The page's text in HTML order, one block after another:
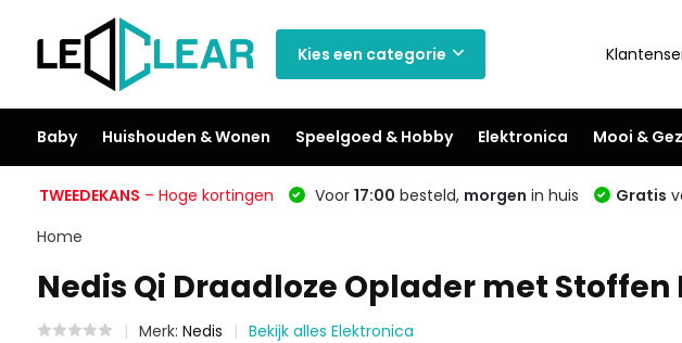
Kies een categorie
Baby Huishouden & Wonen Speelgoed & Hobby Elektronica Mooi &
TWEEDEKANS – Hoge kortingen Voor 17:00 besteld, morgen in huis Gratis
Home
Nedis Qi Draadloze Oplader met Stoffen
Merk: Nedis Bekijk alles Elektronica